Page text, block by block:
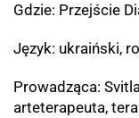
Gdzie: Przejście
Język: ukraiński,
Prowadząca:
arteterapeuta,